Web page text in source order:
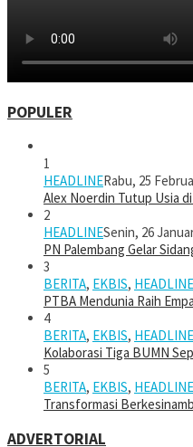
POPULER
1
HEADLINERabu, 25
Alex Noerdin Tutup Usia
2
HEADLINESenin, 26
PN Palembang Gelar
3
BERITA, EKBIS, HEADLINE
PTBA Mendunia Raih
4
BERITA, EKBIS, HEADLINE
Kolaborasi Tiga BUMN
5
BERITA, EKBIS, HEADLINE
Transformasi
ADVERTORIAL